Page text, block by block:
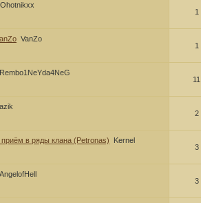
1
VanZo
1
11
2
приём в ряды клана (Petronas)
Kernel
3
AngelofHell
3